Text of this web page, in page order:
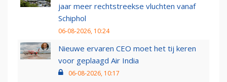
jaar meer rechtstreekse vluchten vanaf
Schiphol
06-08-2026, 10:24
Nieuwe ervaren CEO moet het tij keren
voor geplaagd Air India
06-08-2026, 10:17